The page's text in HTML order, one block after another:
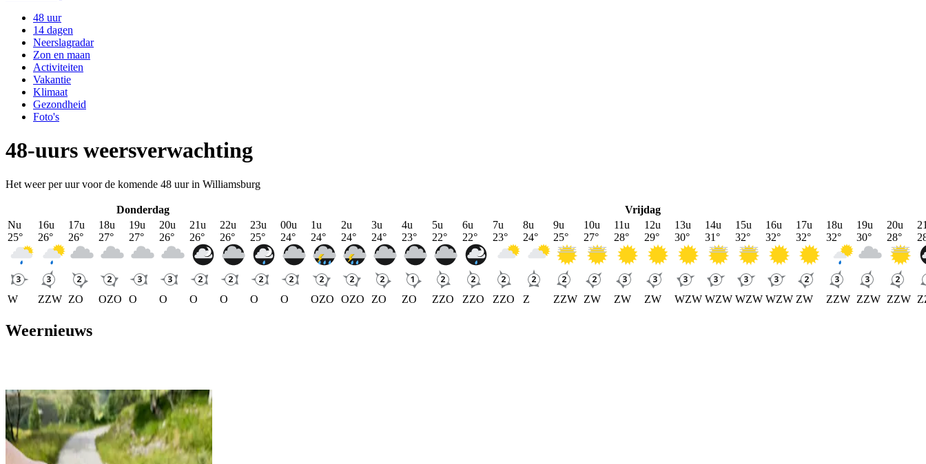
48 uur
14 dagen
Neerslagradar
Zon en maan
Activiteiten
Vakantie
Klimaat
Gezondheid
Foto's
48-uurs weersverwachting
Het weer per uur voor de komende 48 uur in Williamsburg
Donderdag
Vrijdag
Nu
25°
W
16u
26°
ZZW
17u
26°
ZO
18u
27°
OZO
19u
27°
O
20u
26°
O
21u
26°
O
22u
26°
O
23u
25°
O
00u
24°
O
1u
24°
OZO
2u
24°
OZO
3u
24°
ZO
4u
23°
ZO
5u
22°
ZZO
6u
22°
ZZO
7u
23°
ZZO
8u
24°
Z
9u
25°
ZZW
10u
27°
ZW
11u
28°
ZW
12u
29°
ZW
13u
30°
WZW
14u
31°
WZW
15u
32°
WZW
16u
32°
WZW
17u
32°
ZW
18u
32°
ZZW
19u
30°
ZZW
20u
28°
ZZW
Weernieuws